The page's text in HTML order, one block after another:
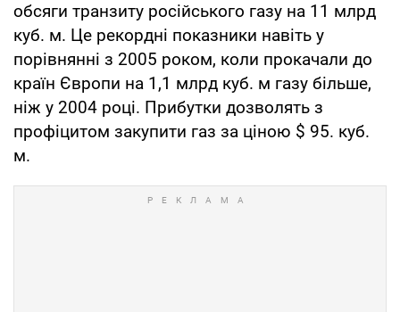
обсяги транзиту російського газу на 11 млрд
куб. м. Це рекордні показники навіть у
порівнянні з 2005 роком, коли прокачали до
країн Європи на 1,1 млрд куб. м газу більше,
ніж у 2004 році. Прибутки дозволять з
профіцитом закупити газ за ціною $ 95. куб.
м.